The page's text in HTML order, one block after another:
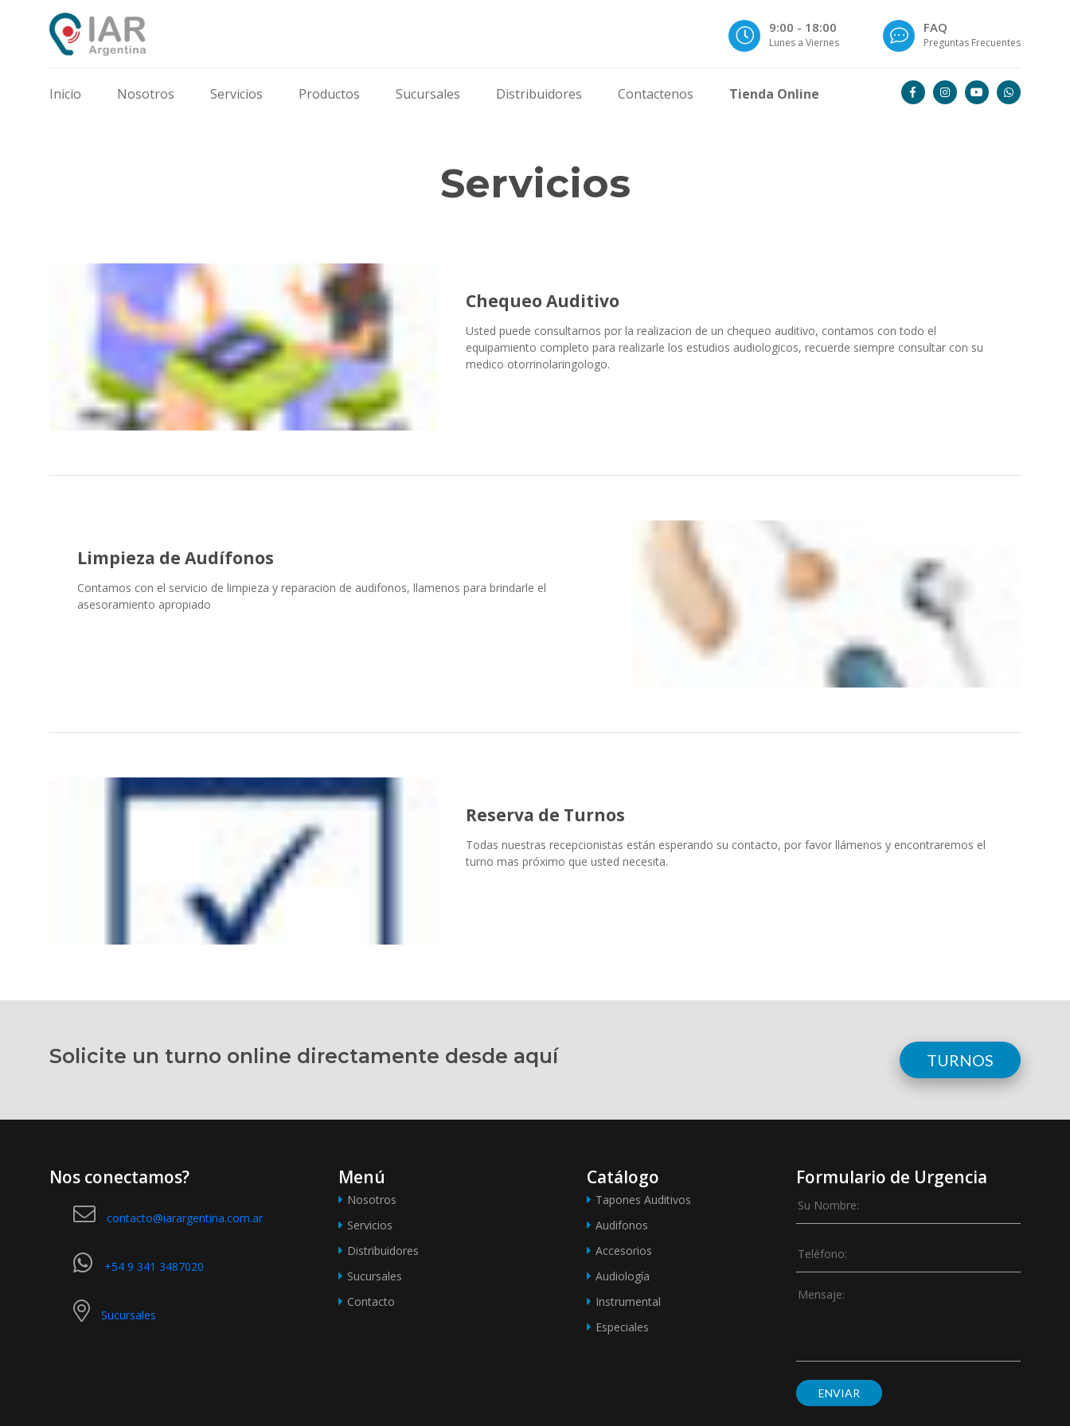
9:00 - 18:00
Lunes a Viernes
FAQ
Preguntas Frecuentes
Inicio Nosotros Servicios Productos Sucursales Distribuidores Contactenos Tienda Online
Por favor espere...
Servicios
Chequeo Auditivo
Usted puede consultarnos por la realizacion de un chequeo auditivo, contamos con todo el
equipamiento completo para realizarle los estudios audiologicos, recuerde siempre consultar con su
medico otorrinolaringologo.
Limpieza de Audífonos
Contamos con el servicio de limpieza y reparacion de audifonos, llamenos para brindarle el
asesoramiento apropiado
Reserva de Turnos
Todas nuestras recepcionistas están esperando su contacto, por favor llámenos y encontraremos el
turno mas próximo que usted necesita.
Solicite un turno online directamente desde aquí TURNOS
Nos conectamos?
contacto@iarargentina.com.ar
+54 9 341 3487020
Sucursales
Menú
Nosotros
Servicios
Distribuidores
Sucursales
Contacto
Catálogo
Tapones Auditivos
Audifonos
Accesorios
Audiología
Instrumental
Especiales
Formulario de Urgencia
ENVIAR